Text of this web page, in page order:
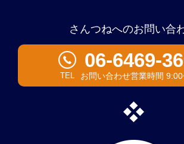
さんつねへのお問い合
TEL
06-6469-
お問い合わせ営業時間